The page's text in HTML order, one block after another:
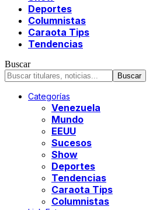
Deportes
Columnistas
Caraota Tips
Tendencias
Buscar
Categorías
Venezuela
Mundo
EEUU
Sucesos
Show
Deportes
Tendencias
Caraota Tips
Columnistas